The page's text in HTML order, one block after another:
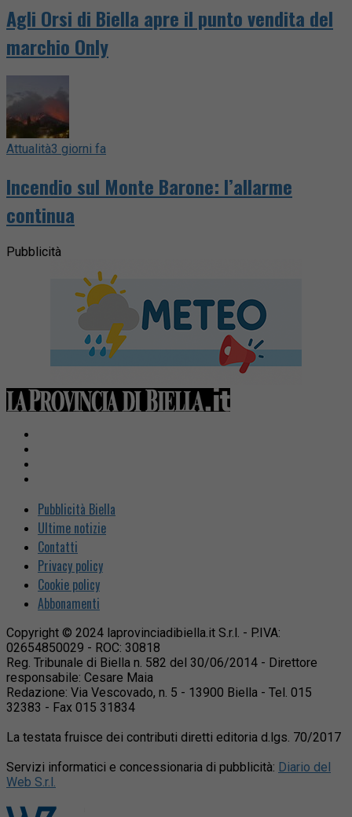
Agli Orsi di Biella apre il punto vendita del
marchio Only
Attualità3 giorni fa
Incendio sul Monte Barone: l’allarme
continua
Pubblicità
Pubblicità Biella
Ultime notizie
Contatti
Privacy policy
Cookie policy
Abbonamenti
Copyright © 2024 laprovinciadibiella.it S.r.l. - P.IVA:
02654850029 - ROC: 30818
Reg. Tribunale di Biella n. 582 del 30/06/2014 - Direttore
responsabile: Cesare Maia
Redazione: Via Vescovado, n. 5 - 13900 Biella - Tel. 015
32383 - Fax 015 31834
La testata fruisce dei contributi diretti editoria d.lgs. 70/2017
Servizi informatici e concessionaria di pubblicità: Diario del
Web S.r.l.